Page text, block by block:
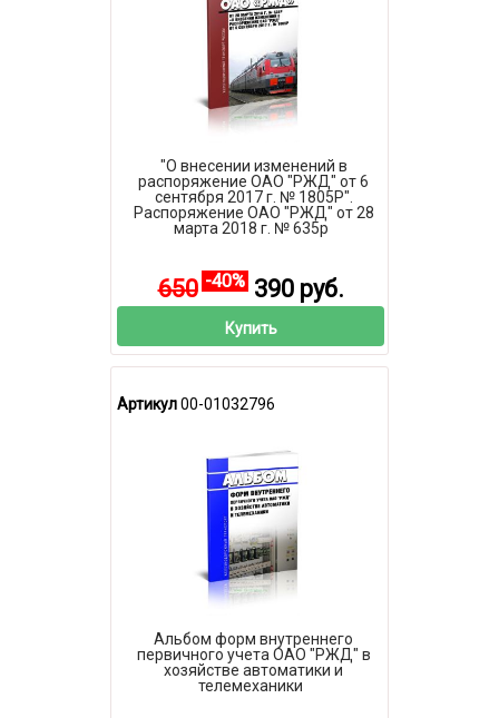
"О внесении изменений в
распоряжение ОАО "РЖД" от 6
сентября 2017 г. № 1805Р".
Распоряжение ОАО "РЖД" от 28
марта 2018 г. № 635р
650 -40%390 руб.
Купить
Артикул00-01032796
Альбом форм внутреннего
первичного учета ОАО "РЖД" в
хозяйстве автоматики и
телемеханики